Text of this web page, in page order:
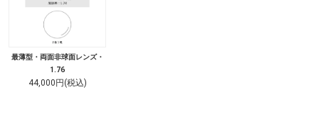
最薄型・両面非球面レンズ・
1.76
44,000円(税込)